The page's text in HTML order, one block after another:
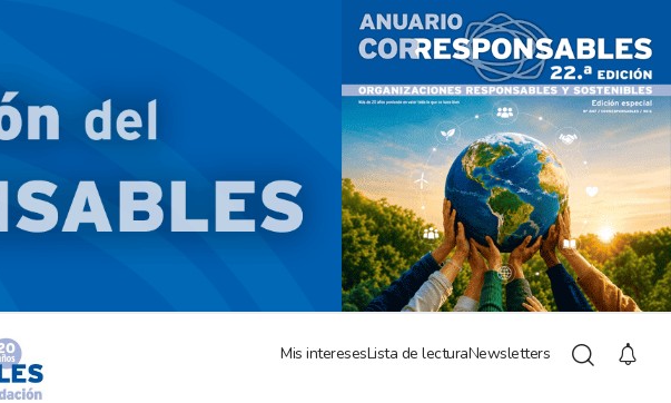
Mis interesesLista de lecturaNewsletters